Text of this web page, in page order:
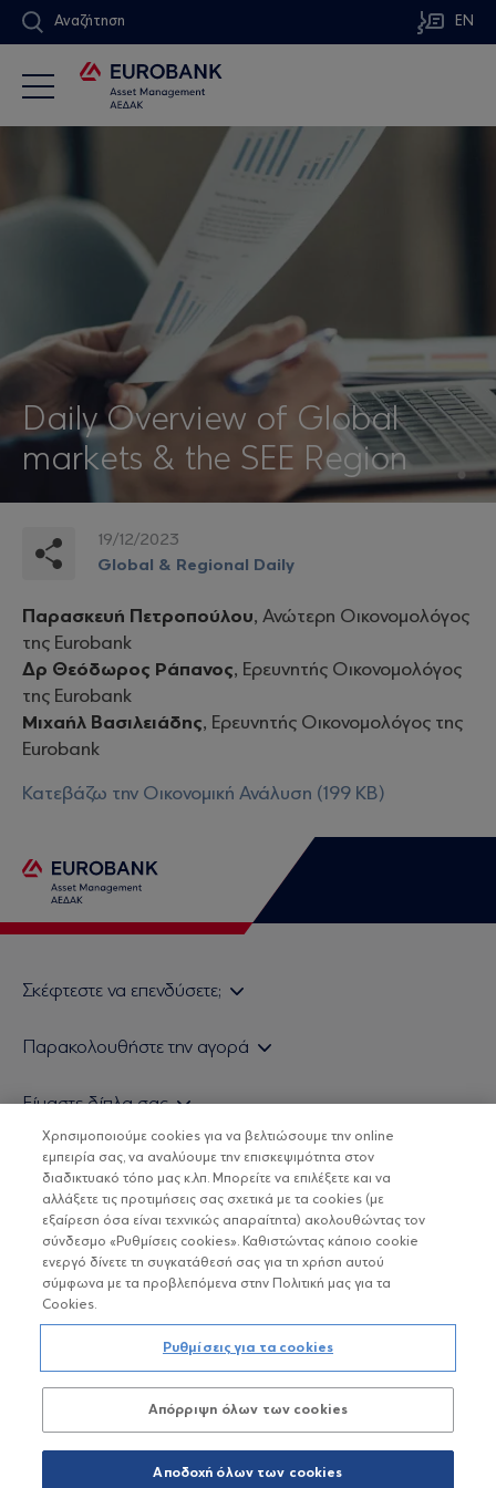
Αναζήτηση EN
Daily Overview of Global
markets & the SEE Region
19/12/2023
Global & Regional Daily
Παρασκευή Πετροπούλου, Ανώτερη Οικονομολόγος
της Eurobank
Δρ Θεόδωρος Ράπανος, Ερευνητής Οικονομολόγος
της Eurobank
Μιχαήλ Βασιλειάδης, Ερευνητής Οικονομολόγος της
Eurobank
Κατεβάζω την Οικονομική Ανάλυση (199 KB)
Σκέφτεστε να επενδύσετε;
Τιμολογιακή Πολιτική
Δείτε τις πολιτικές μας
Βασικές Γνώσεις
Παρακολουθήστε την αγορά
Τα νέα μας
Χρήσιμοι σύνδεσμοι
Είμαστε δίπλα σας
H Eurobank Asset Management ΑΕΔΑΚ
Επενδυτική φιλοσοφία ESG
Πιστοποιημένα στελέχη και συνεργάτες
Αποστολή Βιογραφικών
ΟΙ ΟΣΕΚΑ ΔΕΝ ΕΧΟΥΝ ΕΓΓΥΗΜΕΝΗ ΑΠΟΔΟΣΗ ΚΑΙ ΟΙ
ΠΡΟΗΓΟΥΜΕΝΕΣ ΑΠΟΔΟΣΕΙΣ ΔΕΝ ΔΙΑΣΦΑΛΙΖΟΥΝ ΤΙΣ
ΜΕΛΛΟΝΤΙΚΕΣ
Copyright © Eurobank ΑΕΔΑΚ
Προστασία Προσωπικών Δεδομένων
Όροι χρήσης
Πολιτική cookies
Χρησιμοποιούμε cookies για να βελτιώσουμε την online
εμπειρία σας, να αναλύουμε την επισκεψιμότητα στον
διαδικτυακό τόπο μας κ.λπ. Μπορείτε να επιλέξετε και να
αλλάξετε τις προτιμήσεις σας σχετικά με τα cookies (με
εξαίρεση όσα είναι τεχνικώς απαραίτητα) ακολουθώντας τον
σύνδεσμο «Ρυθμίσεις cookies». Καθιστώντας κάποιο cookie
ενεργό δίνετε τη συγκατάθεσή σας για τη χρήση αυτού
σύμφωνα με τα προβλεπόμενα στην Πολιτική μας για τα
Cookies.
Ρυθμίσεις για τα cookies
Απόρριψη όλων των cookies
Αποδοχή όλων των cookies